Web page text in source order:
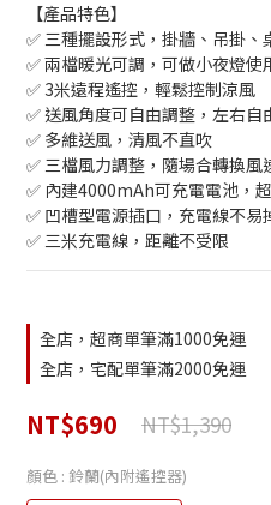
【產品特色】
✅ 三種擺設形式，掛牆、吊掛、
✅ 兩檔暖光可調，可做小夜燈使
✅ 3米遠程遙控，輕鬆控制涼風
✅ 送風角度可自由調整，左右
✅ 多維送風，清風不直吹
✅ 三檔風力調整，隨場合轉換風
✅ 內建4000mAh可充電電池，
✅ 凹槽型電源插口，充電線不易
✅ 三米充電線，距離不受限
全店，超商單筆滿1000免運
全店，宅配單筆滿2000免運
NT$690 NT$1,390
顏色 : 鈴蘭(內附遙控器)